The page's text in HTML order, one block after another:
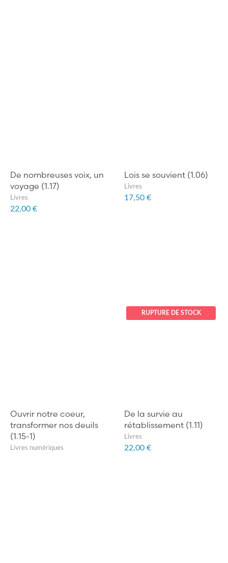
De nombreuses voix, un
voyage (1.17)
Livres
22,00 €
Lois se souvient (1.06)
Livres
17,50 €
Ouvrir notre coeur,
transformer nos deuils
(1.15-1)
Livres numériques
RUPTURE DE STOCK
De la survie au
rétablissement (1.11)
Livres
22,00 €